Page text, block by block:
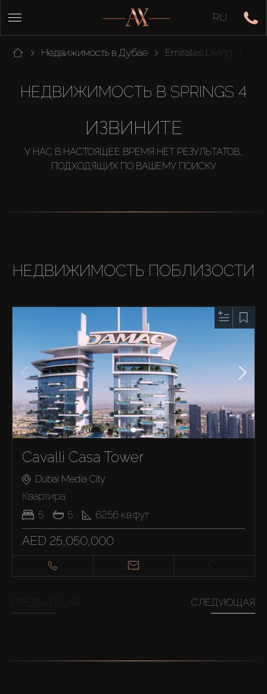
RU
Недвижимость в Дубае Emirates Living
НЕДВИЖИМОСТЬ В SPRINGS 4
ИЗВИНИТЕ
У НАС В НАСТОЯЩЕЕ ВРЕМЯ НЕТ РЕЗУЛЬТАТОВ,
ПОДХОДЯЩИХ ПО ВАШЕМУ ПОИСКУ
НЕДВИЖИМОСТЬ ПОБЛИЗОСТИ
Cavalli Casa Tower
Dubai Media City
Квартира
5
5 6256 кв.фут
AED 25,050,000
СЛЕДУЮЩАЯ